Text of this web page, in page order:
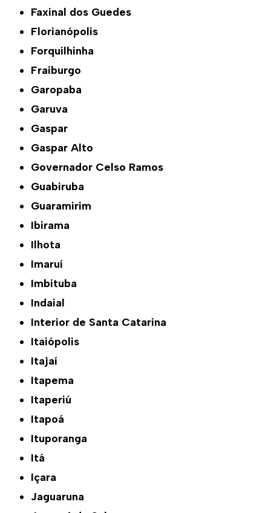
Faxinal dos Guedes
Florianópolis
Forquilhinha
Fraiburgo
Garopaba
Garuva
Gaspar
Gaspar Alto
Governador Celso Ramos
Guabiruba
Guaramirim
Ibirama
Ilhota
Imaruí
Imbituba
Indaial
Interior de Santa Catarina
Itaiópolis
Itajaí
Itapema
Itaperiú
Itapoá
Ituporanga
Itá
Içara
Jaguaruna